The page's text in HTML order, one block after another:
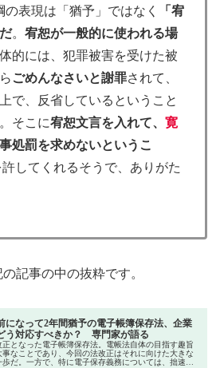
表現は「猶予」ではなく
「宥
。 宥恕が一般的に使われる場
的には、犯罪被害を受けた被
ごめんなさいと謝罪されて、
で、反省しているということ
そこに宥恕文言を入れて、 寛
処罰を求めないというこ
してくれるそうで、ありがた
記事の中の抜粋です。
になって2年間猶予の電子帳簿保存法、企業
う対応すべきか？ 専門家が語る
正となった電子帳簿保存法。電帳法自体の目指す趣旨
事なことであり、今回の法改正はそれに向けた大きな
歩だ。一方で、特に電子保存義務については、拙速が